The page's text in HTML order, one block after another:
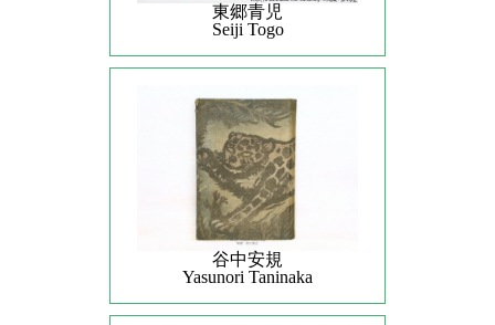
東郷青児
Seiji Togo
谷中安規
Yasunori Taninaka